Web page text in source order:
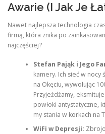
Awarie (I Jak Je
Nawet najlepsza technologia
firmą, która znika po
najczęściej?
Stefan Pająk i Jego
kamery. Ich sieć w
na Okęciu, wywołując
Przyjeżdżamy,
powłoki antystatyczne,
my stania w korkach na
WiFi w Depresji: